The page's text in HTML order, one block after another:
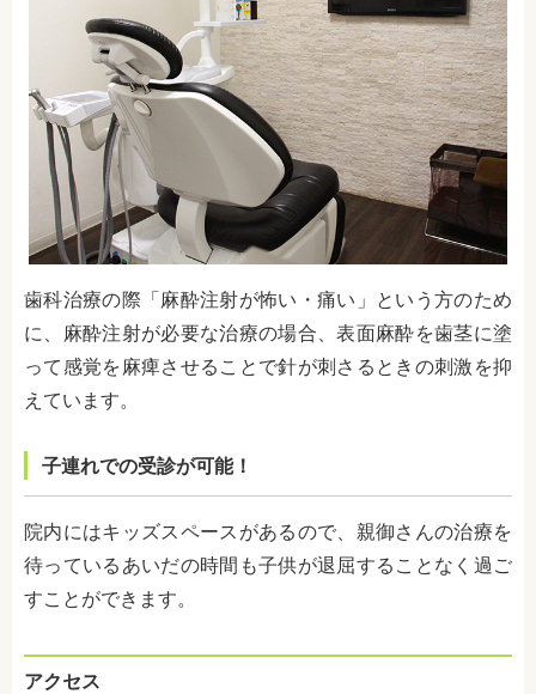
歯科治療の際「麻酔注射が怖い・痛い」という方のため
に、麻酔注射が必要な治療の場合、表面麻酔を歯茎に塗
って感覚を麻痺させることで針が刺さるときの刺激を抑
えています。
子連れでの受診が可能！
院内にはキッズスペースがあるので、親御さんの治療を
待っているあいだの時間も子供が退屈することなく過ご
すことができます。
アクセス